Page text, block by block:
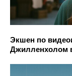
Экшен по
Джилленхолом